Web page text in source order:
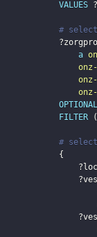
VALUES
#
a
OPTIONAL
FILTER (
#
{